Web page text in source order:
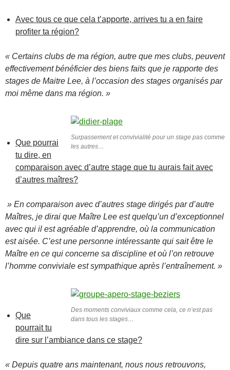
Avec tous ce que cela t’apporte, arrives tu a en faire
profiter ta région?
« Certains clubs de ma région, autre que mes clubs, peuvent
effectivement bénéficier des biens faits que je rapporte des
stages de Maitre Lee, à l’occasion des stages organisés par
moi même dans ma région. »
Surpassement et convivialité pour un stage pas comme
les autres…
Que pourrai
tu dire, en
comparaison avec d’autre stage que tu aurais fait avec
d’autres maîtres?
» En comparaison avec d’autres stage dirigés par d’autre
Maîtres, je dirai que Maître Lee est quelqu’un d’exceptionnel
avec qui il est agréable d’apprendre, où la communication
est aisée. C’est une personne intéressante qui sait être le
Maître en ce qui concerne sa discipline et où l’on retrouve
l’homme conviviale est sympathique après l’entraînement. »
Des moments conviviaux comme cela, ce n’est pas
dans tous les stages…
Que
pourrait tu
dire sur l’ambiance dans ce stage?
« Depuis quatre ans maintenant, nous nous retrouvons,